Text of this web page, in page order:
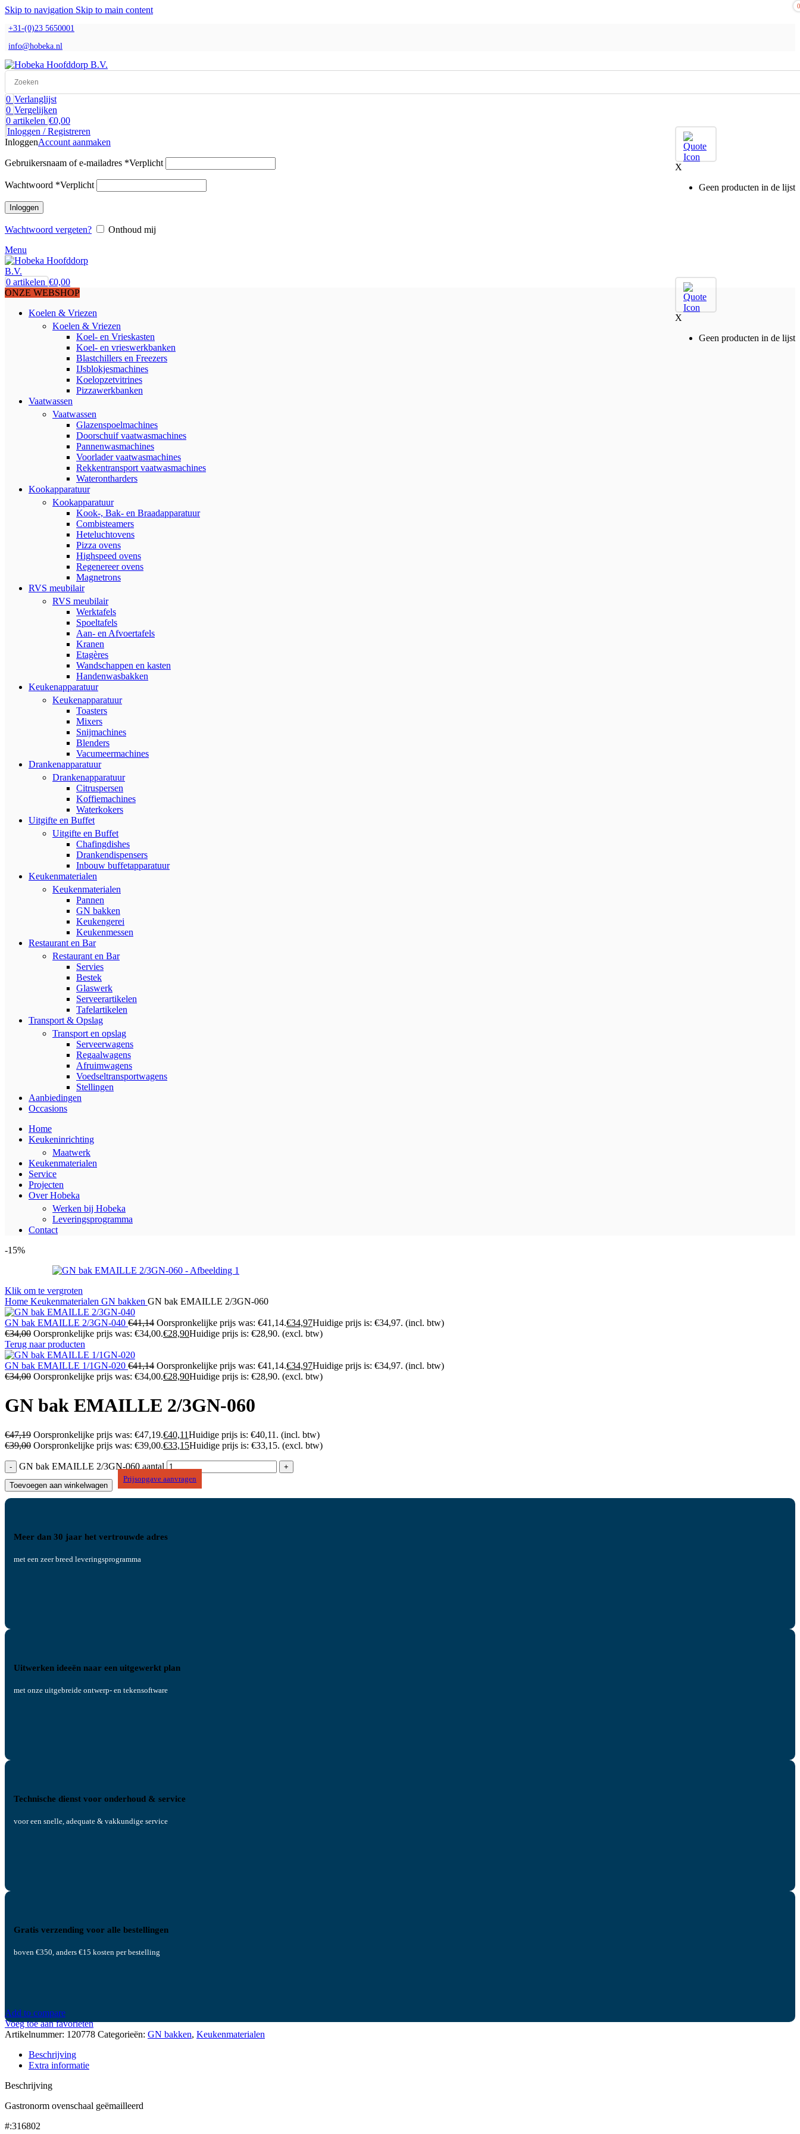
Skip to navigation Skip to main content
+31-(0)23 5650001
info@hobeka.nl
0 Verlanglijst
0 Vergelijken
0 artikelen €0,00
0
X
Geen producten in de lijst
Inloggen / Registreren
InloggenAccount aanmaken
Gebruikersnaam of e-mailadres *Verplicht
Wachtwoord *Verplicht
Inloggen
Wachtwoord vergeten?
Onthoud mij
Menu
0
X
Geen producten in de lijst
0 artikelen €0,00
ONZE WEBSHOP
Koelen & Vriezen
Koelen & Vriezen
Koel- en Vrieskasten
Koel- en vrieswerkbanken
Blastchillers en Freezers
IJsblokjesmachines
Koelopzetvitrines
Pizzawerkbanken
Vaatwassen
Vaatwassen
Glazenspoelmachines
Doorschuif vaatwasmachines
Pannenwasmachines
Voorlader vaatwasmachines
Rekkentransport vaatwasmachines
Waterontharders
Kookapparatuur
Kookapparatuur
Kook-, Bak- en Braadapparatuur
Combisteamers
Heteluchtovens
Pizza ovens
Highspeed ovens
Regenereer ovens
Magnetrons
RVS meubilair
RVS meubilair
Werktafels
Spoeltafels
Aan- en Afvoertafels
Kranen
Etagères
Wandschappen en kasten
Handenwasbakken
Keukenapparatuur
Keukenapparatuur
Toasters
Mixers
Snijmachines
Blenders
Vacumeermachines
Drankenapparatuur
Drankenapparatuur
Citruspersen
Koffiemachines
Waterkokers
Uitgifte en Buffet
Uitgifte en Buffet
Chafingdishes
Drankendispensers
Inbouw buffetapparatuur
Keukenmaterialen
Keukenmaterialen
Pannen
GN bakken
Keukengerei
Keukenmessen
Restaurant en Bar
Restaurant en Bar
Servies
Bestek
Glaswerk
Serveerartikelen
Tafelartikelen
Transport & Opslag
Transport en opslag
Serveerwagens
Regaalwagens
Afruimwagens
Voedseltransportwagens
Stellingen
Aanbiedingen
Occasions
Home
Keukeninrichting
Maatwerk
Keukenmaterialen
Service
Projecten
Over Hobeka
Werken bij Hobeka
Leveringsprogramma
Contact
-15%
Klik om te vergroten
Home Keukenmaterialen GN bakken GN bak EMAILLE 2/3GN-060
GN bak EMAILLE 2/3GN-040 €41,14 Oorspronkelijke prijs was: €41,14.€34,97Huidige prijs is: €34,97. (incl. btw)
€34,00 Oorspronkelijke prijs was: €34,00.€28,90Huidige prijs is: €28,90. (excl. btw)
Terug naar producten
GN bak EMAILLE 1/1GN-020 €41,14 Oorspronkelijke prijs was: €41,14.€34,97Huidige prijs is: €34,97. (incl. btw)
€34,00 Oorspronkelijke prijs was: €34,00.€28,90Huidige prijs is: €28,90. (excl. btw)
GN bak EMAILLE 2/3GN-060
€47,19 Oorspronkelijke prijs was: €47,19.€40,11Huidige prijs is: €40,11. (incl. btw)
€39,00 Oorspronkelijke prijs was: €39,00.€33,15Huidige prijs is: €33,15. (excl. btw)
GN bak EMAILLE 2/3GN-060 aantal
Toevoegen aan winkelwagen
Prijsopgave aanvragen
Meer dan 30 jaar het vertrouwde adres
met een zeer breed leveringsprogramma
Uitwerken ideeën naar een uitgewerkt plan
met onze uitgebreide ontwerp- en tekensoftware
Technische dienst voor onderhoud & service
voor een snelle, adequate & vakkundige service
Gratis verzending voor alle bestellingen
boven €350, anders €15 kosten per bestelling
Add to compare
Voeg toe aan favorieten
Artikelnummer: 120778 Categorieën: GN bakken, Keukenmaterialen
Beschrijving
Extra informatie
Beschrijving
Gastronorm ovenschaal geëmailleerd
#:316802